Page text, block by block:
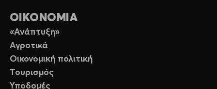
ΟΙΚΟΝΟΜΙΑ
«Ανάπτυξη»
Αγροτικά
Οικονομική πολιτική
Τουρισμός
Υποδομές